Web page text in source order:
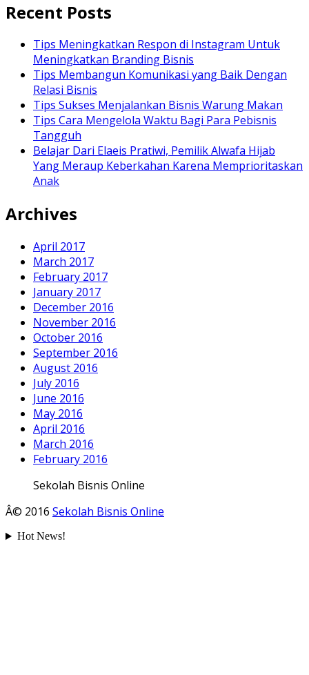
Recent Posts
Tips Meningkatkan Respon di Instagram Untuk
Meningkatkan Branding Bisnis
Tips Membangun Komunikasi yang Baik Dengan
Relasi Bisnis
Tips Sukses Menjalankan Bisnis Warung Makan
Tips Cara Mengelola Waktu Bagi Para Pebisnis
Tangguh
Belajar Dari Elaeis Pratiwi, Pemilik Alwafa Hijab
Yang Meraup Keberkahan Karena Memprioritaskan
Anak
Archives
April 2017
March 2017
February 2017
January 2017
December 2016
November 2016
October 2016
September 2016
August 2016
July 2016
June 2016
May 2016
April 2016
March 2016
February 2016
Sekolah Bisnis Online
Â© 2016 Sekolah Bisnis Online
Hot News!